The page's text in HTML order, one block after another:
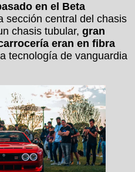
en el Beta
sección central del chasis
chasis tubular, gran
eran en fibra
tecnología de vanguardia